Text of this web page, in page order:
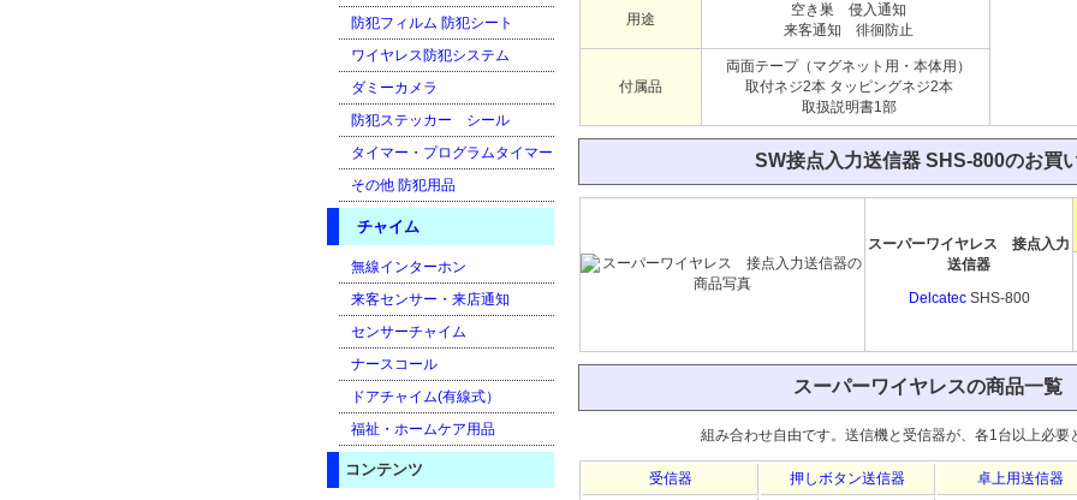
用途
空き巣 侵入通知
来客通知 徘徊防止
付属品
両面テープ（マグネット用・本体用）
取付ネジ2本 タッピングネジ2本
取扱説明書1部
SW接点入力送信器 SHS-800のお買
スーパーワイヤレス 接点入力
送信器
Delcatec SHS-800
スーパーワイヤレスの商品一覧
組み合わせ自由です。送信機と受信器が、各1台以上必要
受信器 押しボタン送信器 卓上用送信器
防犯フィルム 防犯シート
ワイヤレス防犯システム
ダミーカメラ
防犯ステッカー シール
タイマー・プログラムタイマー
その他 防犯用品
チャイム
無線インターホン
来客センサー・来店通知
センサーチャイム
ナースコール
ドアチャイム(有線式）
福祉・ホームケア用品
コンテンツ